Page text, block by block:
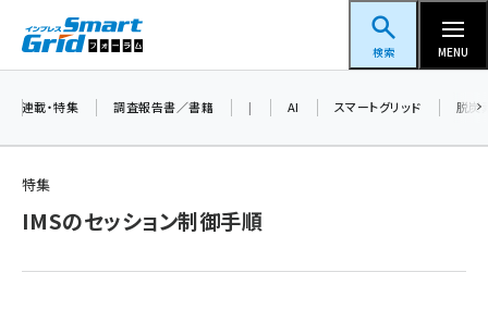
ン
スマートグリッドフォーラム
検索 MENU
連載・特集 調査報告書／書籍 | AI スマートグリッド 脱炭
特集
IMSのセッション制御手順